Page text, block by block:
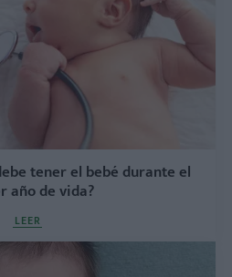
tener el bebé durante el
año de vida?
LEER